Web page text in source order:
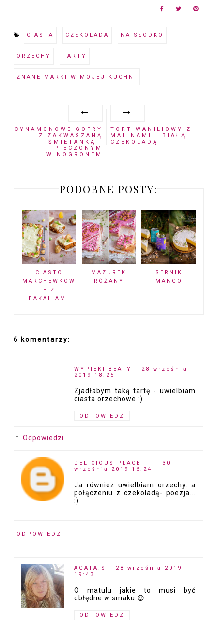
CIASTA CZEKOLADA NA SŁODKO
ORZECHY TARTY
ZNANE MARKI W MOJEJ KUCHNI
CYNAMONOWE GOFRY
Z ZAKWASZANĄ
ŚMIETANKĄ I
PIECZONYM
WINOGRONEM
TORT WANILIOWY Z
MALINAMI I BIAŁĄ
CZEKOLADĄ
PODOBNE POSTY:
CIASTO
MARCHEWKOW
E Z
BAKALIAMI
MAZUREK
RÓŻANY
SERNIK
MANGO
6 komentarzy:
WYPIEKI BEATY
28 września
2019 18:25
Zjadłabym taką tartę - uwielbiam
ciasta orzechowe :)
ODPOWIEDZ
Odpowiedzi
DELICIOUS PLACE
30
września 2019 16:24
Ja również uwielbiam orzechy, a
połączeniu z czekoladą- poezja...
:)
ODPOWIEDZ
AGATA.S
28 września 2019
19:43
O matulu jakie to musi być
obłędne w smaku 😍
ODPOWIEDZ